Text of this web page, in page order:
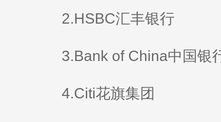
2.HSBC汇丰银行
3.Bank of China中国银
4.Citi花旗集团